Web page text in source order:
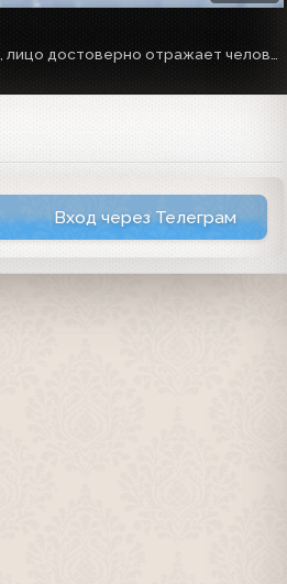
<br /><br /> Оказывается, лицо достоверно отражает человеческую сущность. Колебательные процессы мозга, генерирующего электромагнитные волны, давно изучены. А теперь известно, что любые процессы, происходящие в нашем мозге, как в зеркале, отражаются на лице. Ученые психо-физики "научили" компьютер точно измерять и оценивать фазовый портрет лица и на его основании давать человеку не просто его точный психологический портрет, но и рекомендации по выбору профессии, уклада жизни и даже спутника. За 10 минут по своему лицу вы узнаете о себе больше, чем некоторые смогут понять и за всю жизнь. Метод точен и беспощаден. Может ли этот человек стать большим политиком? Пожалуйста, получите ответ. Каждая психологическая школа трактует личность по своим законам. Цифровая психология – первый шаг к объединению и, как следствие, более объективной оценке характера и возможностей человека и его места в окружающем мире. Дух и ум, интуиция и сознание, созидание и разрушение – четыре начала, которые влияют на нашу психику. Какое место в мире вечных ценностей займет человек - каждый выбирает сам.
Вход через Телеграм